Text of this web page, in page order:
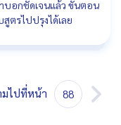
บอกชัดเจนแล้ว ขั้นตอน
ตรไปปรุงได้เลย
มไปที่หน้า